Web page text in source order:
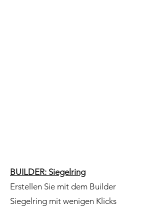
BUILDER: Siegelring
Erstellen Sie mit dem Builder
Siegelring mit wenigen Klicks